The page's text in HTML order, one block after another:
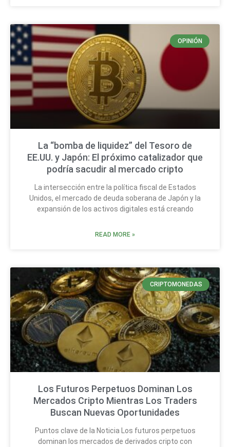
OPINIÓN
La “bomba de liquidez” del Tesoro de
EE.UU. y Japón: El próximo catalizador que
podría sacudir al mercado cripto
La intersección entre la política fiscal de Estados
Unidos, el mercado de deuda soberana de Japón y la
expansión de los activos digitales está creando
READ MORE »
CRIPTOMONEDAS
Los Futuros Perpetuos Dominan Los
Mercados Cripto Mientras Los Traders
Buscan Nuevas Oportunidades
Puntos clave de la Noticia Los futuros perpetuos
dominan los mercados de derivados cripto con